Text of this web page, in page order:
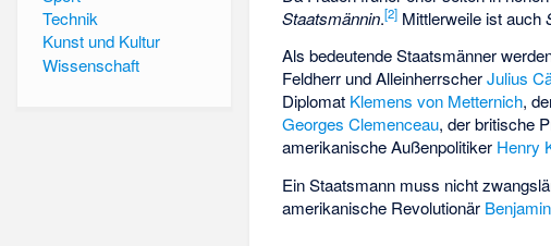
Technik
Kunst und Kultur
Wissenschaft
Staatsmännin.[2] Mittlerweile ist auch
Als bedeutende Staatsmänner
Feldherr und AlleinherrscherJulius
Diplomat Klemens von Metternich,
Georges Clemenceau, der britische
amerikanische Außenpolitiker Henry
Ein Staatsmann muss nicht
amerikanische Revolutionär